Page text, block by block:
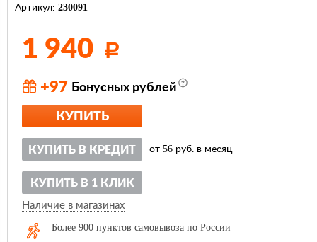
Артикул: 230091
1 940 Р
+97 Бонусных рублей
КУПИТЬ
КУПИТЬ В КРЕДИТ от 56 руб. в месяц
КУПИТЬ В 1 КЛИК
Наличие в магазинах
Более 900 пунктов самовывоза по России